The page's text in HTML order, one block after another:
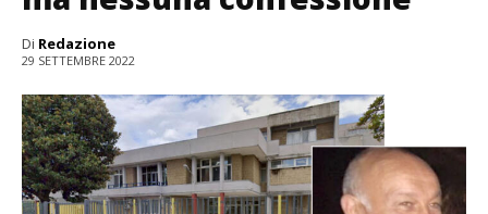
Di Redazione
29 SETTEMBRE 2022